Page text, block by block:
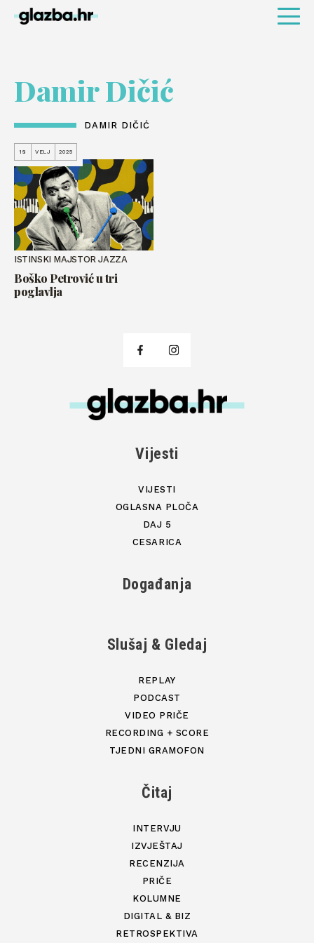
Damir Dičić
DAMIR DIČIĆ
18 VELJ 2025
ISTINSKI MAJSTOR JAZZA
Boško Petrović u tri
poglavlja
Vijesti
VIJESTI
OGLASNA PLOČA
DAJ 5
CESARICA
Događanja
Slušaj & Gledaj
REPLAY
PODCAST
VIDEO PRIČE
RECORDING + SCORE
TJEDNI GRAMOFON
Čitaj
INTERVJU
IZVJEŠTAJ
RECENZIJA
PRIČE
KOLUMNE
DIGITAL & BIZ
RETROSPEKTIVA